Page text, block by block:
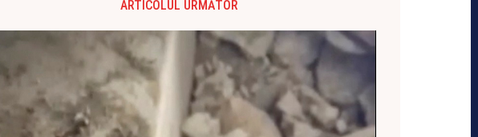
ARTICOLUL URMĂTOR